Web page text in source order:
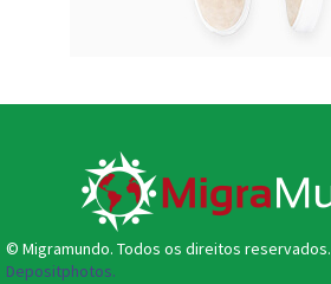
© Migramundo. Todos os direitos reservados.
Depositphotos.